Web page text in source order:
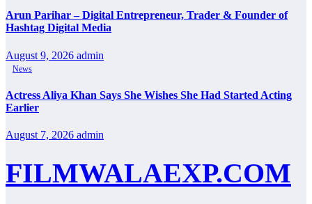
Arun Parihar – Digital Entrepreneur, Trader & Founder of
Hashtag Digital Media
August 9, 2026 admin
News
Actress Aliya Khan Says She Wishes She Had Started Acting
Earlier
August 7, 2026 admin
FILMWALAEXP.COM